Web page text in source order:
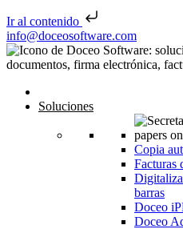
Ir al contenido
Saltar al contenido
info@doceosoftware.com
Soluciones
Copia
Facturas
barras
Doceo
Doceo